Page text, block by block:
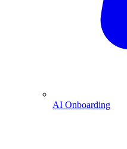
AI Onboarding